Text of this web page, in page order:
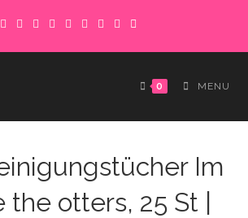
0 MENU
Im
the otters, 25 St |